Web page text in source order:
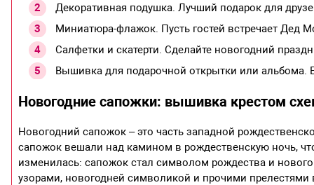
Декоративная подушка. Лучший подарок для
Миниатюра-флажок. Пусть гостей встречает Дед
Салфетки и скатерти. Сделайте новогодний
Вышивка для подарочной открытки или альбома.
Новогодние сапожки: вышивка крестом
Новогодний сапожок – это часть западной
сапожок вешали над камином в рождественскую ночь,
изменилась: сапожок стал символом рождества и
узорами, новогодней символикой и прочими прелестями